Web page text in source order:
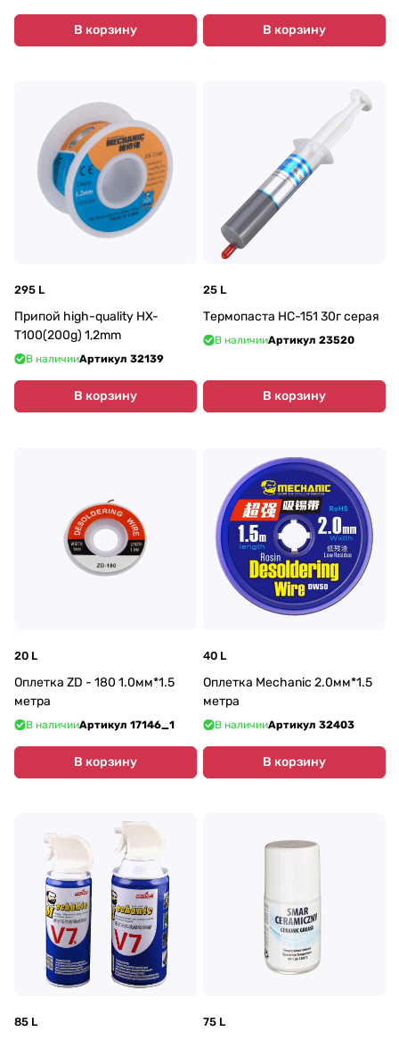
В корзину В корзину
295 L
Припой high-quality HX-
T100(200g) 1,2mm
В наличииАртикул 32139
В корзину
25 L
Термопаста HC-151 30г серая
В наличииАртикул 23520
В корзину
20 L
Оплетка ZD - 180 1.0мм*1.5
метра
В наличииАртикул 17146_1
В корзину
40 L
Оплетка Mechanic 2.0мм*1.5
метра
В наличииАртикул 32403
В корзину
85 L 75 L